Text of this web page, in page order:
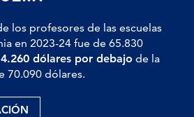
los profesores de las escuelas
en 2023-24 fue de 65.830
4.260 dólares por debajo de la
70.090 dólares.